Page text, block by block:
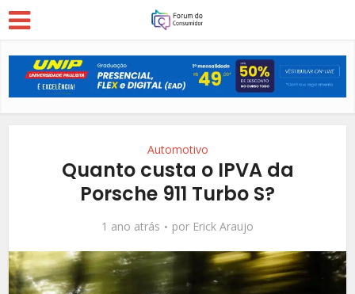
Automotivo
Quanto custa o IPVA da
Porsche 911 Turbo S?
1 ano atrás por Erick Araujo